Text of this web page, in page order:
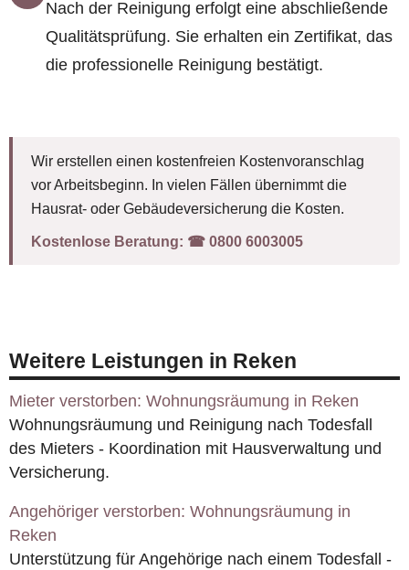
Nach der Reinigung erfolgt eine abschließende
Qualitätsprüfung. Sie erhalten ein Zertifikat, das
die professionelle Reinigung bestätigt.
Wir erstellen einen kostenfreien Kostenvoranschlag
vor Arbeitsbeginn. In vielen Fällen übernimmt die
Hausrat- oder Gebäudeversicherung die Kosten.
Kostenlose Beratung: ☎︎ 0800 6003005
Weitere Leistungen in Reken
Mieter verstorben: Wohnungsräumung in Reken
Wohnungsräumung und Reinigung nach Todesfall
des Mieters - Koordination mit Hausverwaltung und
Versicherung.
Angehöriger verstorben: Wohnungsräumung in
Reken
Unterstützung für Angehörige nach einem Todesfall -